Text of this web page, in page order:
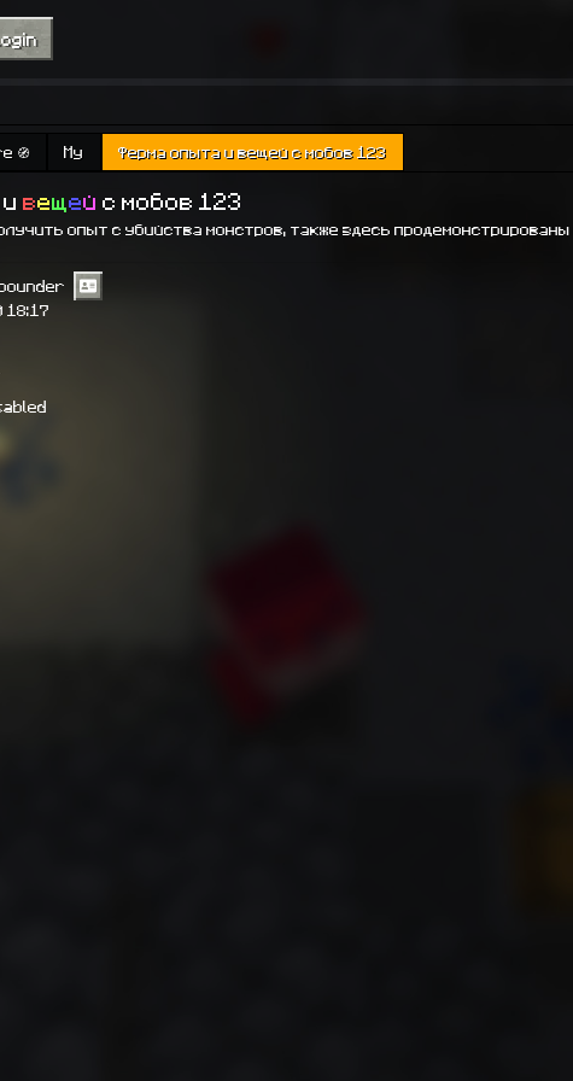
🧭 My Ферма опыта и вещей с мобов 123
ивещей с мобов 123
опыт с убийства монстров, также здесь
18:17